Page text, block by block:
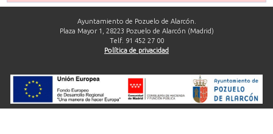
INFORMACIÓN MUNICIPAL
AYUDA
Ayuntamiento de Pozuelo de Alarcón.
Plaza Mayor 1, 28223 Pozuelo de Alarcón (Madrid)
Telf. 91 452 27 00
Política de privacidad